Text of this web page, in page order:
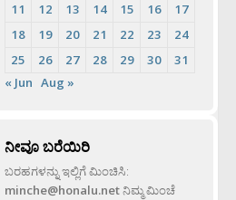
11
12 13 14 15 16
17
18
19 20 21 22 23
24
25
26 27 28 29 30
31
« Jun Aug »
ನೀವೂ ಬರೆಯಿರಿ
ಬರಹಗಳನ್ನು ಇಲ್ಲಿಗೆ ಮಿಂಚಿಸಿ:
minche@honalu.netನಿಮ್ಮ ಮಿಂಚೆ